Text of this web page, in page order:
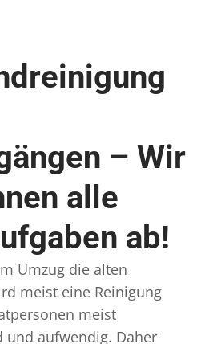
– Wir
alle
ab!
Umzug die alten
meist eine Reinigung
meist
und aufwendig. Daher